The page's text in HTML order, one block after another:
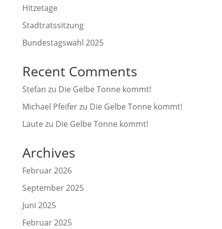
Hitzetage
Stadtratssitzung
Bundestagswahl 2025
Recent Comments
Stefan zu Die Gelbe Tonne kommt!
Michael Pfeiferzu Die Gelbe Tonne kommt!
Laute zu Die Gelbe Tonne kommt!
Archives
Februar 2026
September 2025
Juni 2025
Februar 2025